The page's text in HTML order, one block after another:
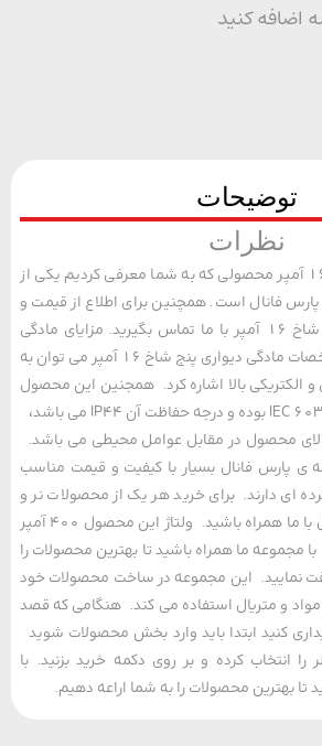
کنید
نظرات
پنج شاخ 16 آمپر محصولی که به شما معرفی کردیم یکی از
است. همچنین برای اطلاع از قیمت و
خرید مادگی دیواری پنج شاخ 16 آمپر با ما تماس بگیرید. مزایای مادگی
دیواری از مزیت ها و مشخصات مادگی دیواری پنج شاخ 16 آمپر می توان به
بالا اشاره کرد. همجنین این محصول
دارای استاندارد IEC 60309-1/2 بوده و درجه حفاظت آن IP44 می باشد،
در مقابل عوامل محیطی می باشد.
فانال بسیار با کیفیت و قیمت مناسب
برای خرید هر یک از محصولات نر و
مادگی صنعتی پارس فانال با ما همراه باشید. ولتاژ این محصول 400 آمپر
ما همراه باشید تا بهترین محصولات را
این مجموعه در ساخت محصولات خود
متریال استفاده می کند. هنگامی که قصد
ابتدا باید وارد بخش محصولات شوید
کرده و بر روی دکمه خرید بزنید. با
محصولات را به شما اراعه دهیم.